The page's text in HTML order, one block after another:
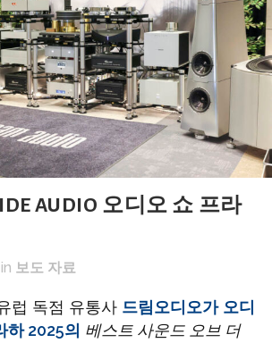
AUDIO 오디오 쇼 프라
in 보도 자료
럽 독점 유통사 드림오디오가 오디
하 2025의 베스트 사운드 오브 더